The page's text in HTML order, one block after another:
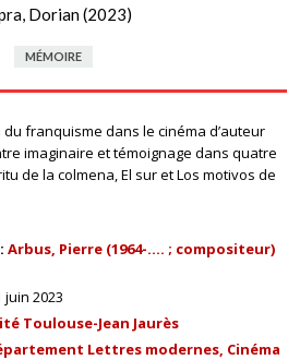
Dorian (2023)
MÉMOIRE
du franquisme dans le cinéma d’auteur
imaginaire et témoignage dans quatre
de la colmena, El sur et Los motivos de
Arbus, Pierre (1964-.... ; compositeur)
juin 2023
Toulouse-Jean Jaurès
Lettres modernes, Cinéma